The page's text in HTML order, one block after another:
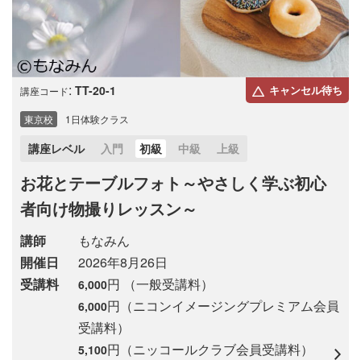
講座コード: TT-20-1 キャンセル待ち
東京校 1日体験クラス
講座レベル 入門 初級 中級 上級
お花とテーブルフォト～やさしく学ぶ初心
者向け物撮りレッスン～
講師
もなみん
開催日
2026年8月26日
受講料
6,000円 （一般受講料）
6,000円（ニコンイメージングプレミアム会員
受講料）
5,100円（ニッコールクラブ会員受講料）